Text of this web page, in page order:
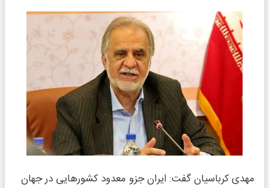
مهدی کرباسیان گفت: ایران جزو معدود کشور‌هایی در جهان